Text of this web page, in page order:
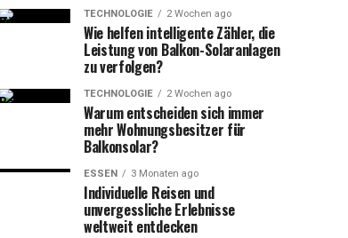
TECHNOLOGIE 2 Wochen ago
Wie helfen intelligente Zähler, die
Leistung von Balkon-Solaranlagen
zu verfolgen?
TECHNOLOGIE 2 Wochen ago
Warum entscheiden sich immer
mehr Wohnungsbesitzer für
Balkonsolar?
ESSEN 3 Monaten ago
Individuelle Reisen und
unvergessliche Erlebnisse
weltweit entdecken